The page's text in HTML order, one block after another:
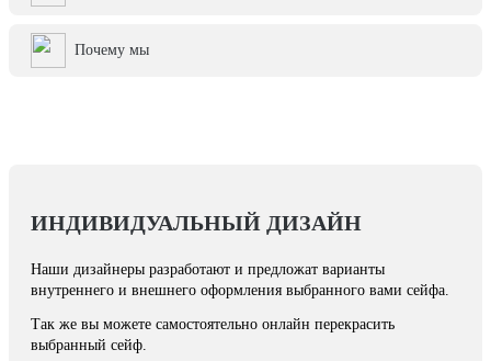
Почему мы
ИНДИВИДУАЛЬНЫЙ ДИЗАЙН
Наши дизайнеры разработают и предложат варианты
внутреннего и внешнего оформления выбранного вами сейфа.
Так же вы можете самостоятельно онлайн перекрасить
выбранный сейф.